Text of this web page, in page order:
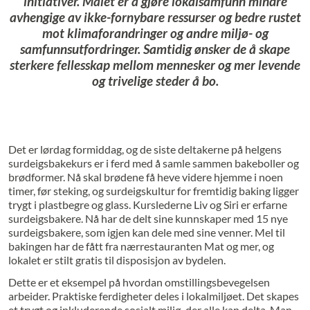
avhengige av ikke-fornybare ressurser og bedre rustet
mot klimaforandringer og andre miljø- og
samfunnsutfordringer. Samtidig ønsker de å skape
sterkere fellesskap mellom mennesker og mer levende
og trivelige steder å bo.
Det er lørdag formiddag, og de siste deltakerne på helgens
surdeigsbakekurs er i ferd med å samle sammen bakeboller og
brødformer. Nå skal brødene få heve videre hjemme i noen
timer, før steking, og surdeigskultur for fremtidig baking ligger
trygt i plastbegre og glass. Kurslederne Liv og Siri er erfarne
surdeigsbakere. Nå har de delt sine kunnskaper med 15 nye
surdeigsbakere, som igjen kan dele med sine venner. Mel til
bakingen har de fått fra nærrestauranten Mat og mer, og
lokalet er stilt gratis til disposisjon av bydelen.
Dette er et eksempel på hvordan omstillingsbevegelsen
arbeider. Praktiske ferdigheter deles i lokalmiljøet. Det skapes